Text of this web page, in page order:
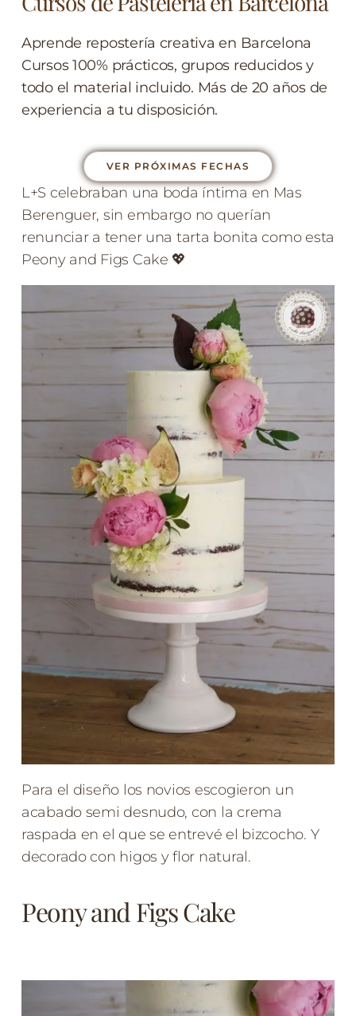
Aprende repostería creativa en Barcelona
Cursos 100% prácticos, grupos reducidos y
todo el material incluido. Más de 20 años de
experiencia a tu disposición.
VER PRÓXIMAS FECHAS
L+S celebraban una boda íntima en Mas
Berenguer, sin embargo no querían
renunciar a tener una tarta bonita como esta
Peony and Figs Cake 💖
Para el diseño los novios escogieron un
acabado semi desnudo, con la crema
raspada en el que se entrevé el bizcocho. Y
decorado con higos y flor natural.
Peony and Figs Cake